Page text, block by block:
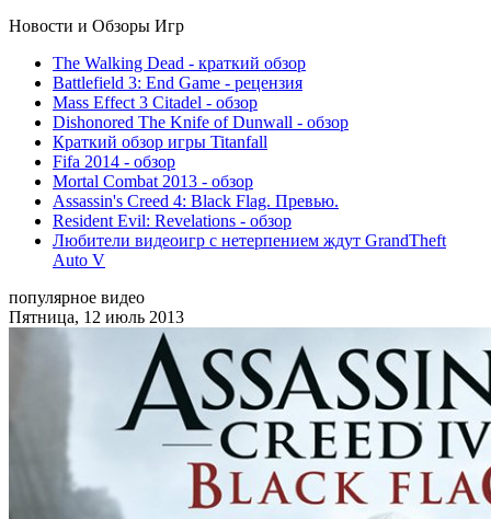
Новости и Обзоры Игр
The Walking Dead - краткий обзор
Battlefield 3: End Game - рецензия
Mass Effect 3 Citadel - обзор
Dishonored The Knife of Dunwall - обзор
Краткий обзор игры Titаnfall
Fifa 2014 - обзор
Mortal Combat 2013 - обзор
Assassin's Creed 4: Black Flag. Превью.
Resident Evil: Revelations - обзор
Любители видеоигр с нетерпением ждут GrandTheft
Auto V
популярное видео
Пятница, 12 июль 2013